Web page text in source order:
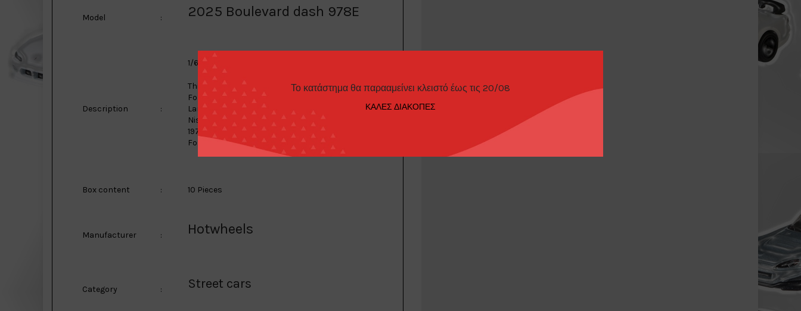
Το κατάστημα θα παρααμείνει κλειστό έως τις 20/08
ΚΑΛΕΣ ΔΙΑΚΟΠΕΣ
Model : 2025 Boulevard dash 978E
Description :
1/64 Boulevard series Mix box of 5.
This box contains;
Ford GT
Lamborghini Temerario
Nissan Laurel C33
1975 Ford Bronco
Ford RS200
Box content : 10 Pieces
Manufacturer : Hotwheels
Category : Street cars